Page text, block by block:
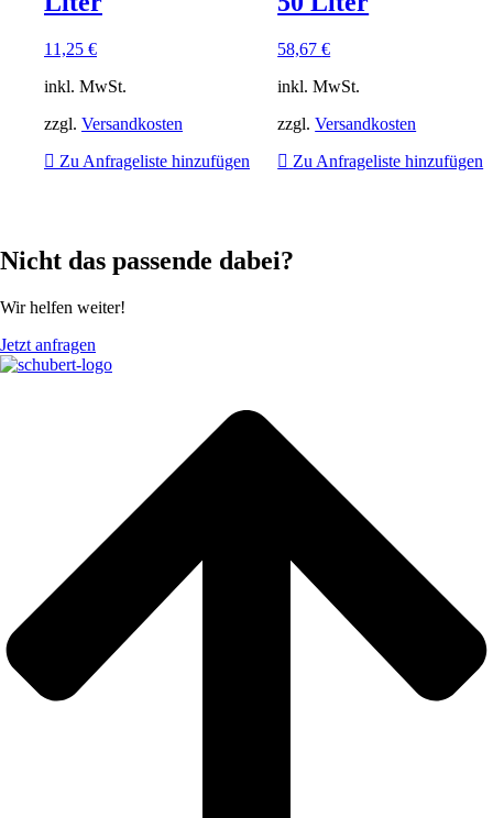
11,25 €
inkl. MwSt.
zzgl. Versandkosten
Zu Anfrageliste hinzufügen
58,67€
inkl. MwSt.
zzgl.Versandkosten
Zu Anfrageliste hinzufügen
Nicht das passende dabei?
Wir helfen weiter!
Jetzt anfragen